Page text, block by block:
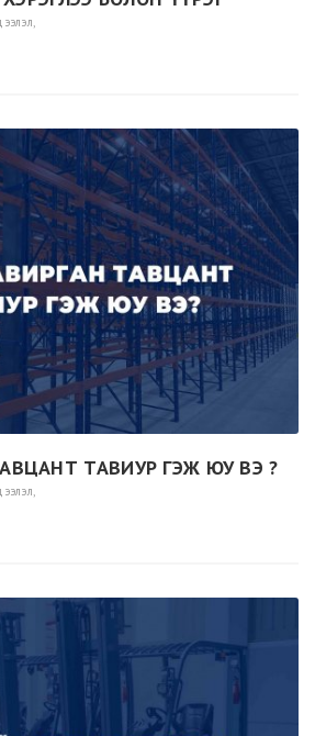
ТАВИУР ГЭЖ ЮУ ВЭ ?
,